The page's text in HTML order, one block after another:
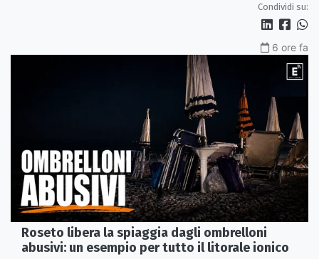
Condividi su:
6 ore fa
Roseto libera la spiaggia dagli ombrelloni
abusivi: un esempio per tutto il litorale ionico